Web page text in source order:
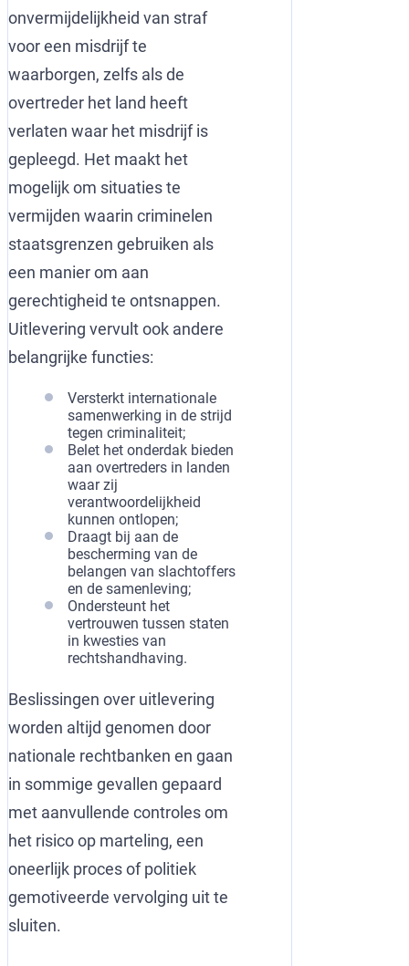
onvermijdelijkheid van straf
voor een misdrijf te
waarborgen, zelfs als de
overtreder het land heeft
verlaten waar het misdrijf is
gepleegd. Het maakt het
mogelijk om situaties te
vermijden waarin criminelen
staatsgrenzen gebruiken als
een manier om aan
gerechtigheid te ontsnappen.
Uitlevering vervult ook andere
belangrijke functies:
Versterkt internationale
samenwerking in de strijd
tegen criminaliteit;
Belet het onderdak bieden
aan overtreders in landen
waar zij
verantwoordelijkheid
kunnen ontlopen;
Draagt bij aan de
bescherming van de
belangen van slachtoffers
en de samenleving;
Ondersteunt het
vertrouwen tussen staten
in kwesties van
rechtshandhaving.
Beslissingen over uitlevering
worden altijd genomen door
nationale rechtbanken en gaan
in sommige gevallen gepaard
met aanvullende controles om
het risico op marteling, een
oneerlijk proces of politiek
gemotiveerde vervolging uit te
sluiten.